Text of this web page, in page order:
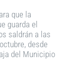
que la
guarda el
saldrán a las
desde
del Municipio